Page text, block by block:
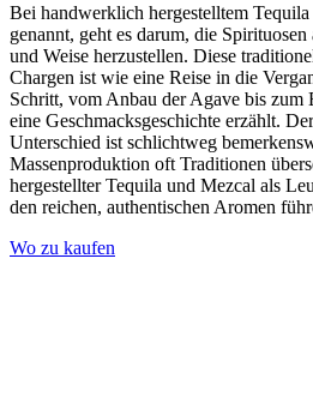
Bei handwerklich hergestelltem
genannt, geht es darum, die
und Weise herzustellen. Diese
Chargen ist wie eine Reise in die
Schritt, vom Anbau der Agave bis zum
eine Geschmacksgeschichte erzählt.
Unterschied ist schlichtweg
Massenproduktion oft Traditionen
hergestellter Tequila und Mezcal als
den reichen, authentischen Aromen
Wo zu kaufen